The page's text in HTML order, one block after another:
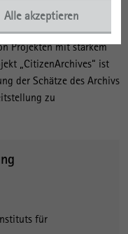
Alle akzeptieren
und „Urban
Projekten mit starkem
„CitizenArchives“ ist
der Schätze des Archivs
zu
für